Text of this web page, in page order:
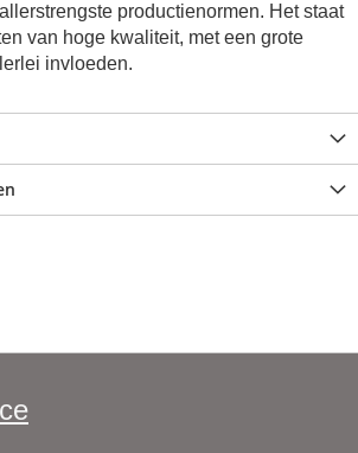
productienormen. Het staat
van hoge kwaliteit, met een grote
invloeden.